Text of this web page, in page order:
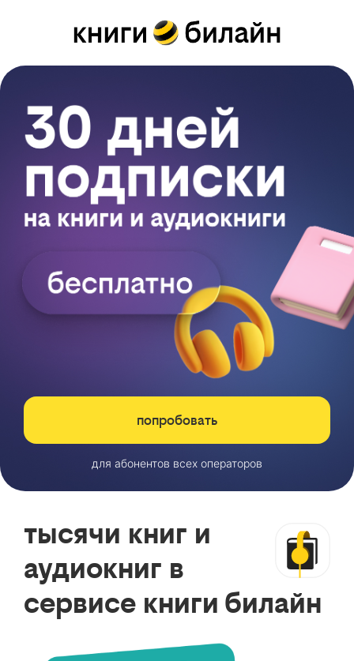
попробовать
для абонентов всех операторов
тысячи книг и
аудиокниг в
сервисе книги билайн